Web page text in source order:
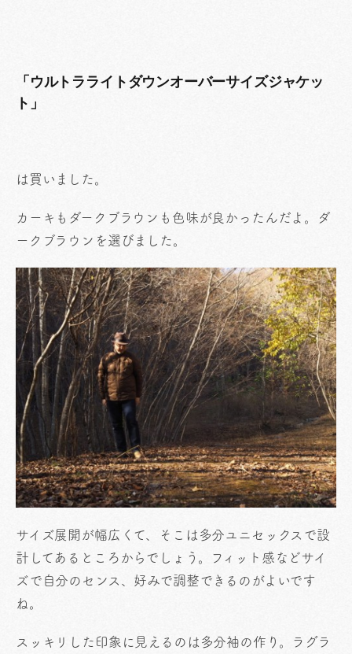
「ウルトラライトダウンオーバーサイズジャケッ
ト」
は買いました。
カーキもダークブラウンも色味が良かったんだよ。ダ
ークブラウンを選びました。
サイズ展開が幅広くて、そこは多分ユニセックスで設
計してあるところからでしょう。フィット感などサイ
ズで自分のセンス、好みで調整できるのがよいです
ね。
スッキリした印象に見えるのは多分袖の作り。ラグラ